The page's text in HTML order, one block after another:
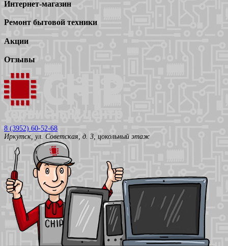
Интернет-магазин
Ремонт бытовой техники
Акции
Отзывы
8 (3952) 60-52-68
Иркутск, ул. Советская, д. 3, цокольный этаж